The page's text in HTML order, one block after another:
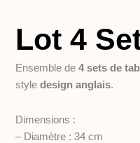
o
k
r
a
m
p
e
Lot 4
Ensemble de4 sets de
styledesign anglais.
Dimensions :
– Diamètre : 34 cm